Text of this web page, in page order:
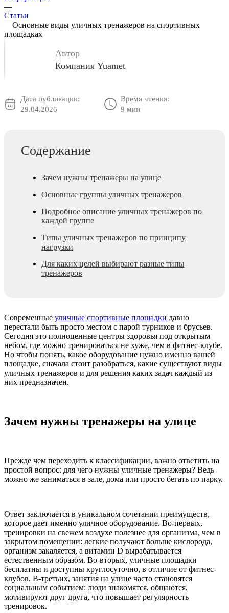
—
Статьи
—Основные виды уличных тренажеров на спортивных
площадках
Автор
Компания Yuamet
Дата публикации:
29.04.2026
Время чтения:
9 мин
Содержание
Зачем нужны тренажеры на улице
Основные группы уличных тренажеров
Подробное описание уличных тренажеров по
каждой группе
Типы уличных тренажеров по принципу
нагрузки
Для каких целей выбирают разные типы
тренажеров
Современные уличные спортивные площадки давно
перестали быть просто местом с парой турников и брусьев.
Сегодня это полноценные центры здоровья под открытым
небом, где можно тренироваться не хуже, чем в фитнес-клубе.
Но чтобы понять, какое оборудование нужно именно вашей
площадке, сначала стоит разобраться, какие существуют виды
уличных тренажеров и для решения каких задач каждый из
них предназначен.
Зачем нужны тренажеры на улице
Прежде чем переходить к классификации, важно ответить на
простой вопрос: для чего нужны уличные тренажеры? Ведь
можно же заниматься в зале, дома или просто бегать по парку.
Ответ заключается в уникальном сочетании преимуществ,
которое дает именно уличное оборудование. Во-первых,
тренировки на свежем воздухе полезнее для организма, чем в
закрытом помещении: легкие получают больше кислорода,
организм закаляется, а витамин D вырабатывается
естественным образом. Во-вторых, уличные площадки
бесплатны и доступны круглосуточно, в отличие от фитнес-
клубов. В-третьих, занятия на улице часто становятся
социальным событием: люди знакомятся, общаются,
мотивируют друг друга, что повышает регулярность
тренировок.